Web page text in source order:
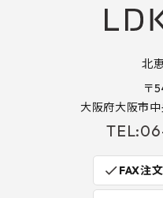
北
〒
大阪府大阪市
checkFAX注